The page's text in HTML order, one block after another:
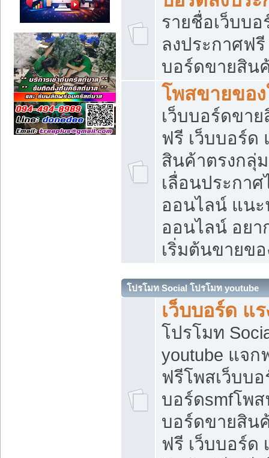
รายชื่อเว็บบ
ลงประกาศฟรี
บอร์ดขายสิน
โพสขายขอ
เว็บบอร์ดขา
ฟรี เว็บบอร์ด
สินค้าตรงกลุ่
เลื่อนประกา
ออนไลน์ แนะ
ออนไลน์ อย
เริ่มต้นขายข
โปรโมท Social โปรโมท youtube
เว็บบอร์ด แร
โปรโมท
youtube แจก
ฟรีโพสเว็บบอ
บอร์ดsmfโพ
บอร์ดขายสิน
ฟรี เว็บบอร์ด